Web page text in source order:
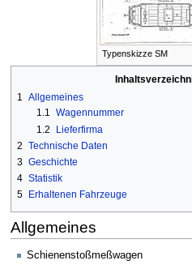
Typenskizze SM
1 Allgemeines
1.1 Wagennummer
1.2
Lieferfirma
2 Technische Daten
3 Geschichte
4 Statistik
5
Erhaltenen Fahrzeuge
Allgemeines
Schienenstoßmeßwagen